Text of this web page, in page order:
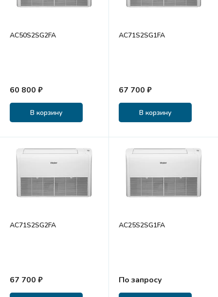
AC50S2SG2FA
60 800 ₽
В корзину
AC71S2SG1FA
67 700 ₽
В корзину
AC71S2SG2FA
67 700 ₽
AC25S2SG1FA
По запросу